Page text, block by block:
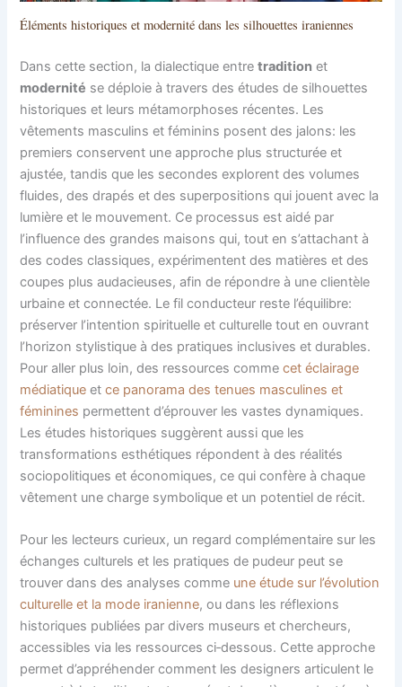
Éléments historiques et modernité dans les silhouettes iraniennes
Dans cette section, la dialectique entretradition et
modernité se déploie à travers des études de silhouettes
historiques et leurs métamorphoses récentes. Les
vêtements masculins et féminins posent des jalons: les
premiers conservent une approche plus structurée et
ajustée, tandis que les secondes explorent des volumes
fluides, des drapés et des superpositions qui jouent avec la
lumière et le mouvement. Ce processus est aidé par
l’influence des grandes maisons qui, tout en s’attachant à
des codes classiques, expérimentent des matières et des
coupes plus audacieuses, afin de répondre à une clientèle
urbaine et connectée. Le fil conducteur reste l’équilibre:
préserver l’intention spirituelle et culturelle tout en ouvrant
l’horizon stylistique à des pratiques inclusives et durables.
Pour aller plus loin, des ressources commecet éclairage
médiatique etce panorama des tenues masculines et
féminines permettent d’éprouver les vastes dynamiques.
Les études historiques suggèrent aussi que les
transformations esthétiques répondent à des réalités
sociopolitiques et économiques, ce qui confère à chaque
vêtement une charge symbolique et un potentiel de récit.
Pour les lecteurs curieux, un regard complémentaire sur les
échanges culturels et les pratiques de pudeur peut se
trouver dans des analyses comme une étude sur l’évolution
culturelle et la mode iranienne, ou dans les réflexions
historiques publiées par divers museurs et chercheurs,
accessibles via les ressources ci‑dessous. Cette approche
permet d’appréhender comment les designers articulent le